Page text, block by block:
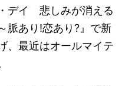
デイ 悲しみが消える
脈あり!恋あり?』で新
、最近はオールマイテ